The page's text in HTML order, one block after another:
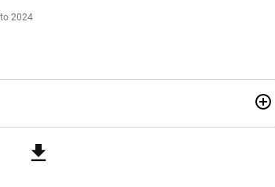
2024
ma anche genitori e insegnanti con più di 1.500 lezioni
e infografiche. Ogni lezione è pensata e